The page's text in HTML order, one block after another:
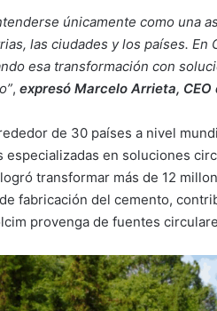
únicamente como una
las ciudades y los países. En
esa transformación con
, expresó Marcelo Arrieta, CEO
de 30 países a nivel
en soluciones
transformar más de 12
fabricación del cemento,
provenga de fuentes